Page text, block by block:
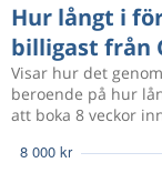
Hur långt i
billigast från
Visar hur det
beroende på hur
att boka 8 veckor